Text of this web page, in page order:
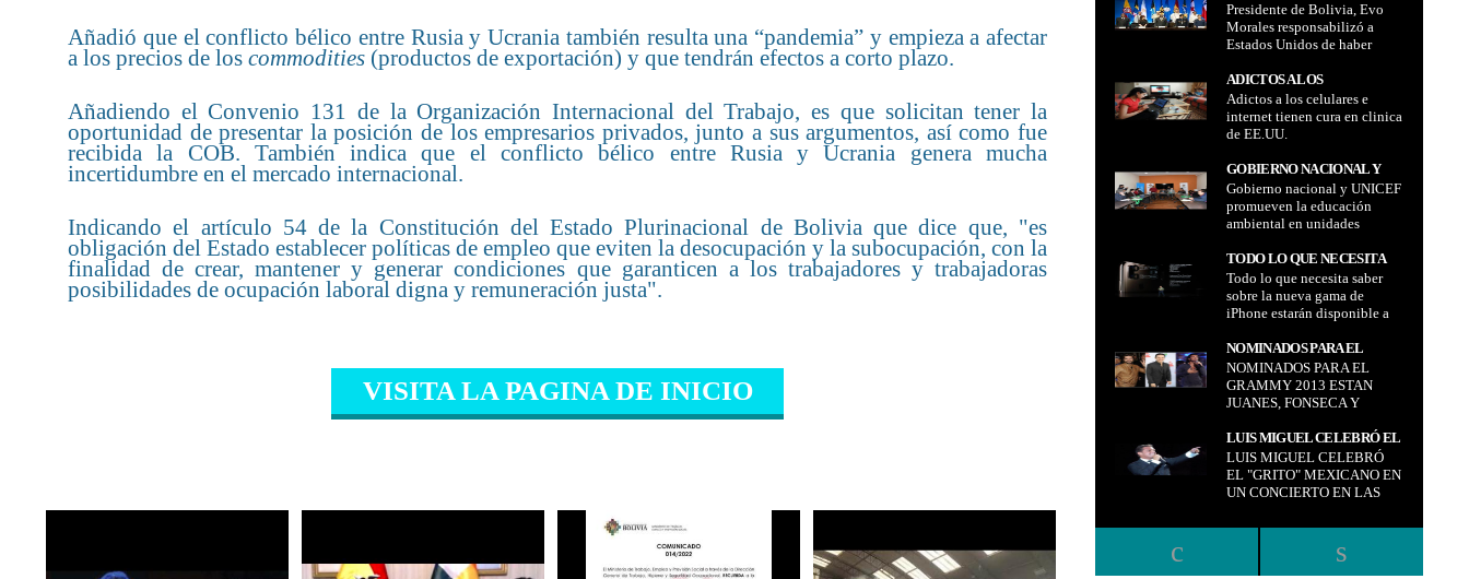
Añadió que el conflicto bélico entre Rusia y Ucrania también resulta una “pandemia” y empieza a afectar
a los precios de los commodities (productos de exportación) y que tendrán efectos a corto plazo.
Añadiendo el Convenio 131 de la Organización Internacional del Trabajo, es que solicitan tener la
oportunidad de presentar la posición de los empresarios privados, junto a sus argumentos, así como fue
recibida la COB. También indica que el conflicto bélico entre Rusia y Ucrania genera mucha
incertidumbre en el mercado internacional.
Indicando el artículo 54 de la Constitución del Estado Plurinacional de Bolivia que dice que, "es
obligación del Estado establecer políticas de empleo que eviten la desocupación y la subocupación, con la
finalidad de crear, mantener y generar condiciones que garanticen a los trabajadores y trabajadoras
posibilidades de ocupación laboral digna y remuneración justa".
VISITA LA PAGINA DE INICIO
EVO MORALES
RESPONSABILIZÓ A
ESTADOS UNIDOS DE
DECLARACIÓN DE LA VII
CUMBRE DE LAS
AMÉRICAS
Presidente de Bolivia, Evo
Morales responsabilizó a
Estados Unidos de haber
la VII Cumbre de las Américas
ADICTOS A LOS
CELULARES E INTERNET
TIENEN CURA EN CLINICA
DE EE.UU.
Adictos a los celulares e
internet tienen cura en clinica
de EE.UU.
GOBIERNO NACIONAL Y
UNICEF PROMUEVEN LA
EDUCACIÓN AMBIENTAL
EN UNIDADES EDUCATIVAS
Gobierno nacional y UNICEF
promueven la educación
ambiental en unidades
TODO LO QUE NECESITA
SABER SOBRE LA NUEVA
GAMA DE IPHONE
ESTARÁN DISPONIBLE A
OCTUBRE
Todo lo que necesita saber
sobre la nueva gama de
iPhone estarán disponible a
NOMINADOS PARA EL
GRAMMY 2013 ESTAN
JUANES, FONSECA Y
ARJONA
NOMINADOS PARA EL
GRAMMY 2013 ESTAN
JUANES, FONSECA Y
LUIS MIGUEL CELEBRÓ EL
"GRITO" MEXICANO EN UN
CONCIERTO EN LAS VEGAS
LUIS MIGUEL CELEBRÓ
EL "GRITO" MEXICANO EN
UN CONCIERTO EN LAS